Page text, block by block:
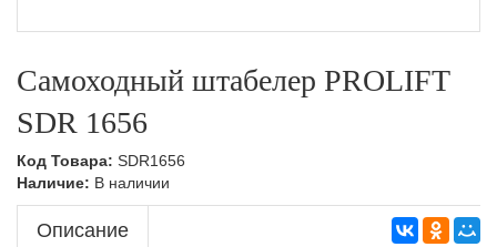
Самоходный штабелер PROLIFT
SDR 1656
Код Товара: SDR1656
Наличие: В наличии
Описание